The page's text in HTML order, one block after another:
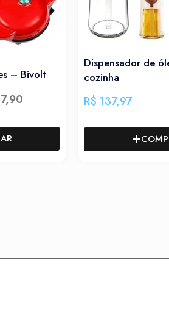
Dispensador de óleo para
cozinha
R$137,97